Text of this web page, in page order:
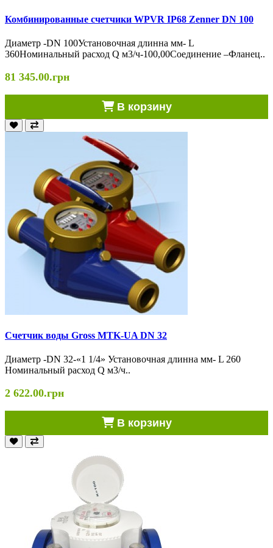
Комбинированные счетчики WPVR IP68 Zenner DN 100
Диаметр -DN 100Установочная длинна мм- L
360Номинальный расход Q м3/ч-100,00Соединение –Фланец..
81 345.00.грн
В корзину
Счетчик воды Gross MTK-UA DN 32
Диаметр -DN 32-«1 1/4» Установочная длинна мм- L 260
Номинальный расход Q м3/ч..
2 622.00.грн
В корзину